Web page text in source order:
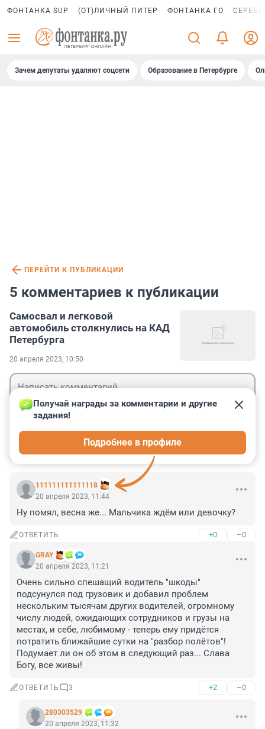
ФОНТАНКА SUP (ОТ)ЛИЧНЫЙ ПИТЕР ФОНТАНКА ГО
Зачем депутаты удаляют соцсети Образование в Петербурге
ПЕРЕЙТИ К ПУБЛИКАЦИИ
5 комментариев к публикации
Самосвал и легковой
автомобиль столкнулись на КАД
Петербурга
20 апреля 2023, 10:50
111111111111118
Получай награды за комментарии и другие
задания!
Подробнее в профиле
20 апреля 2023, 11:44
Ну помял, весна же... Мальчика ждём или девочку?
ОТВЕТИТЬ +0 –0
GRAY
20 апреля 2023, 11:21
Очень сильно спешащий водитель "шкоды"
подсунулся под грузовик и добавил проблем
нескольким тысячам других водителей, огромному
числу людей, ожидающих сотрудников и грузы на
местах, и себе, любимому - теперь ему придётся
потратить ближайшие сутки на "разбор полётов"!
Подумает ли он об этом в следующий раз... Слава
Богу, все живы!
ОТВЕТИТЬ 3 +2 –0
280303529
20 апреля 2023, 11:32